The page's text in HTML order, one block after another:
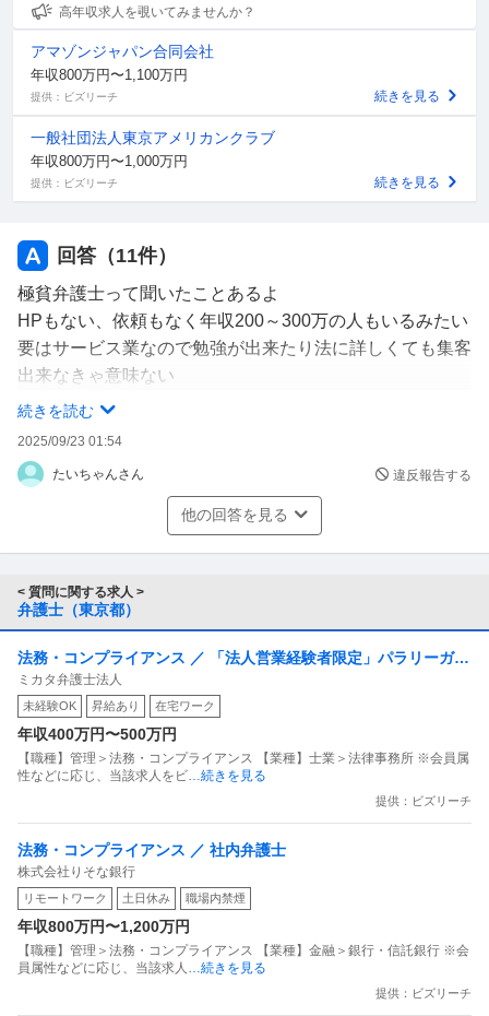
高年収求人を覗いてみませんか？
アマゾンジャパン合同会社
年収800万円〜1,100万円
提供：ビズリーチ 続きを見る
一般社団法人東京アメリカンクラブ
年収800万円〜1,000万円
提供：ビズリーチ 続きを見る
回答（11件）
極貧弁護士って聞いたことあるよ
HPもない、依頼もなく年収200～300万の人もいるみたい
要はサービス業なので勉強が出来たり法に詳しくても集客
出来なきゃ意味ない
俺地方なんだけどある弁護士事務所に相談にったことある
とてもサービス業とは思えない態度だった。途中で帰った
けどな
グーグル評価を後から見たら評価1.8だったよ
10数件コメントも入ってたけど辛辣なものばかり
訴訟みたいな仕事がなくても対人的に悪くない人ならば多
くの会社と契約し顧問料とかでメシは食えると思う。結局
は人だよ
続きを読む
2025/09/23 01:54
たいちゃんさん 違反報告する
他の回答を見る
< 質問に関する求人 >
弁護士（東京都）
法務・コンプライアンス ／ 「法人営業経験者限定」パラリーガル
として法律事務のプロを目指しませんか？（土日祝休・在宅勤務
可・サポート体制・資格支援充実・8月東京駅移転予定）
ミカタ弁護士法人
未経験OK 昇給あり 在宅ワーク
年収400万円〜500万円
【職種】管理＞法務・コンプライアンス 【業種】士業＞法律事務所 ※会員属
性などに応じ、当該求人をビ…続きを見る
提供：ビズリーチ
法務・コンプライアンス ／ 社内弁護士
株式会社りそな銀行
リモートワーク 土日休み 職場内禁煙
年収800万円〜1,200万円
【職種】管理＞法務・コンプライアンス 【業種】金融＞銀行・信託銀行 ※会
員属性などに応じ、当該求人 …続きを見る
提供：ビズリーチ